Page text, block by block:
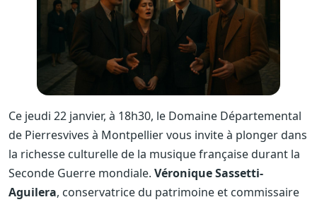
Ce jeudi 22 janvier, à 18h30, le Domaine Départemental
de Pierresvives à Montpellier vous invite à plonger dans
la richesse culturelle de la musique française durant la
Seconde Guerre mondiale. Véronique Sassetti-
Aguilera, conservatrice du patrimoine et commissaire